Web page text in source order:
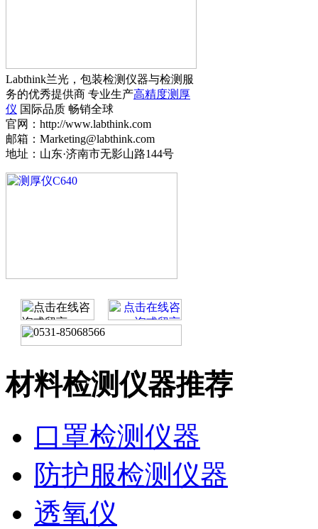
Labthink兰光，包装检测仪器与检测服
务的优秀提供商 专业生产高精度测厚
仪 国际品质 畅销全球
官网：http://www.labthink.com
邮箱：Marketing@labthink.com
地址：山东·济南市无影山路144号
材料检测仪器推荐
口罩检测仪器
防护服检测仪器
透氧仪